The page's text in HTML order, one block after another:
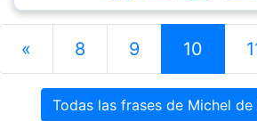
« 8 9 10
Todas las frases de Michel